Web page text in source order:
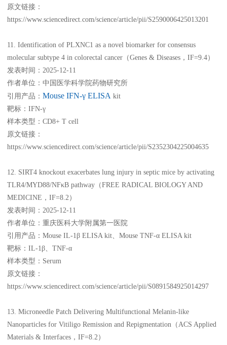
原文链接：
https://www.sciencedirect.com/science/article/pii/S2590006425013201
11. Identification of PLXNC1 as a novel biomarker for consensus
molecular subtype 4 in colorectal cancer（Genes & Diseases，IF=9.4）
发表时间：2025-12-11
作者单位：中国医学科学院药物研究所
引用产品： Mouse IFN-γ ELISA kit
靶标：IFN-γ
样本类型：CD8+ T cell
原文链接：
https://www.sciencedirect.com/science/article/pii/S2352304225004635
12. SIRT4 knockout exacerbates lung injury in septic mice by activating
TLR4/MYD88/NFκB pathway（FREE RADICAL BIOLOGY AND
MEDICINE，IF=8.2）
发表时间：2025-12-11
作者单位：重庆医科大学附属第一医院
引用产品：Mouse IL-1β ELISA kit、Mouse TNF-α ELISA kit
靶标：IL-1β、TNF-α
样本类型：Serum
原文链接：
https://www.sciencedirect.com/science/article/pii/S0891584925014297
13. Microneedle Patch Delivering Multifunctional Melanin-like
Nanoparticles for Vitiligo Remission and Repigmentation（ACS Applied
Materials & Interfaces，IF=8.2）